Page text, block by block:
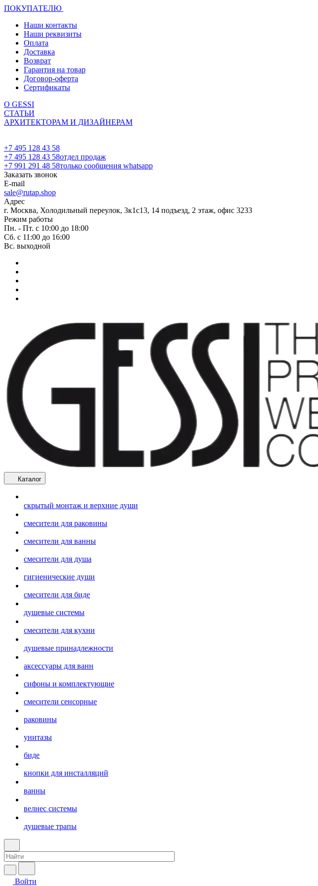
ПОКУПАТЕЛЮ
Наши контакты
Наши реквизиты
Оплата
Доставка
Возврат
Гарантия на товар
Договор-оферта
Сертификаты
О GESSI
СТАТЬИ
АРХИТЕКТОРАМ И ДИЗАЙНЕРАМ
+7 495 128 43 58
+7 495 128 43 58отдел продаж
+7 991 291 48 58только сообщения whatsapp
Заказать звонок
E-mail
sale@rutap.shop
Адрес
г. Москва, Холодильный переулок, 3к1с13, 14 подъезд, 2 этаж, офис 3233
Режим работы
Пн. - Пт. с 10:00 до 18:00
Сб. с 11:00 до 16:00
Вс. выходной
Каталог
скрытый монтаж и верхние души
смесители для раковины
смесители для ванны
смесители для душа
гигиенические души
смесители для биде
душевые системы
смесители для кухни
душевые принадлежности
аксессуары для ванн
сифоны и комплектующие
смесители сенсорные
раковины
унитазы
биде
кнопки для инсталляций
ванны
велнес системы
душевые трапы
Войти